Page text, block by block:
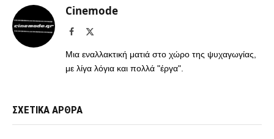
Cinemode
Facebook
Μια εναλλακτική ματιά στο χώρο της ψυχαγωγίας,
με λίγα λόγια και πολλά "έργα".
ΣΧΕΤΙΚΑ ΑΡΘΡΑ